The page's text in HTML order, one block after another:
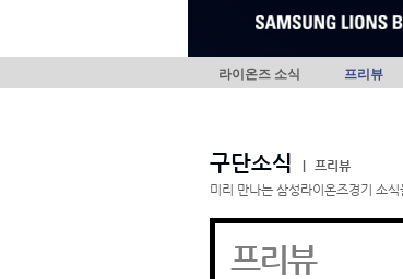
라이온즈 소식 프리뷰
구단소식
프리뷰
미리 만나는 삼성라이온즈경기 소식
프리뷰